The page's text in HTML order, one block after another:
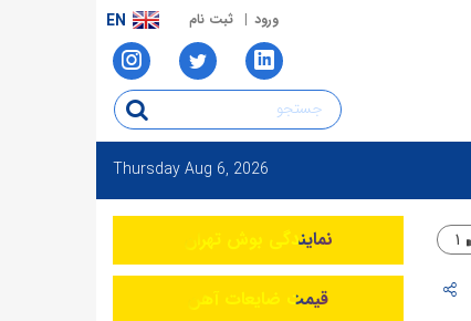
ورود ثبت نام EN
ThursdayAug 6, 2026
۱ نمایندگی بوش تهران
قیمت ضایعات آهن